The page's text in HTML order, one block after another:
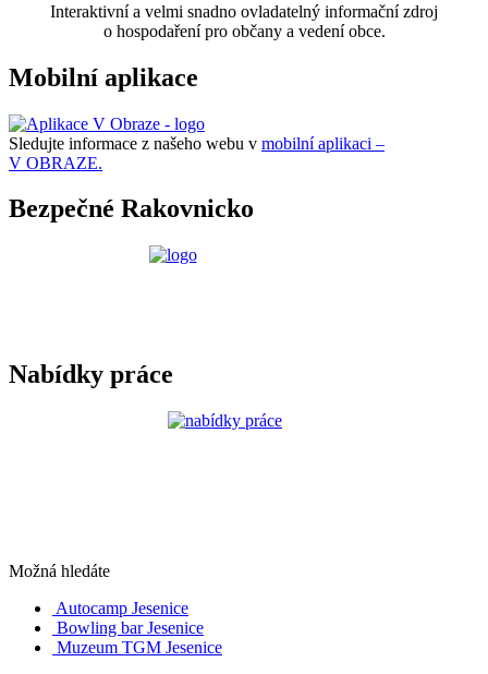
Interaktivní a velmi snadno ovladatelný informační zdroj
o hospodaření pro občany a vedení obce.
Mobilní aplikace
Sledujte informace z našeho webu v mobilní aplikaci –
V OBRAZE.
Bezpečné Rakovnicko
Nabídky práce
Možná hledáte
Autocamp Jesenice
Bowling bar Jesenice
Muzeum TGM Jesenice